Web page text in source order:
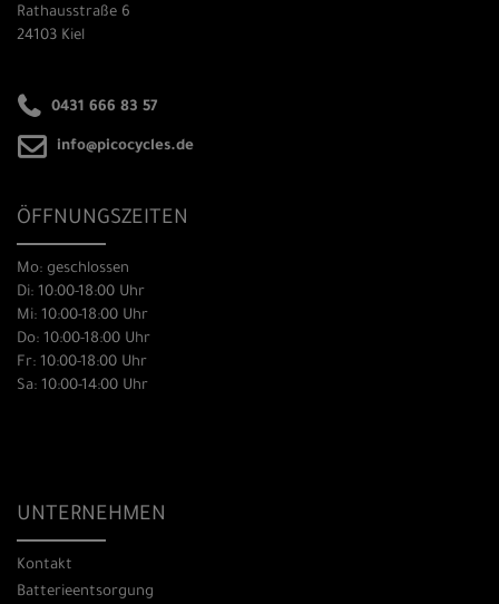
Rathausstraße 6
24103 Kiel
0431 666 83 57
info@picocycles.de
ÖFFNUNGSZEITEN
Mo: geschlossen
Di: 10:00-18:00 Uhr
Mi: 10:00-18:00 Uhr
Do: 10:00-18:00 Uhr
Fr: 10:00-18:00 Uhr
Sa: 10:00-14:00 Uhr
UNTERNEHMEN
Kontakt
Batterieentsorgung